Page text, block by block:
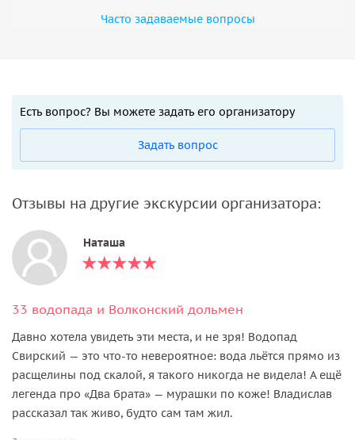
Часто задаваемые вопросы
Есть вопрос? Вы можете задать его организатору
Задать вопрос
Отзывы на другие экскурсии организатора:
Наташа
33 водопада и Волконский дольмен
Давно хотела увидеть эти места, и не зря! Водопад
Свирский — это что-то невероятное: вода льётся прямо из
расщелины под скалой, я такого никогда не видела! А ещё
легенда про «Два брата» — мурашки по коже! Владислав
рассказал так живо, будто сам там жил.